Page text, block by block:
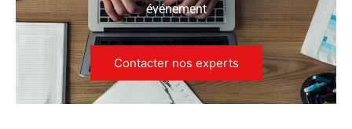
événement
Contacter nos experts